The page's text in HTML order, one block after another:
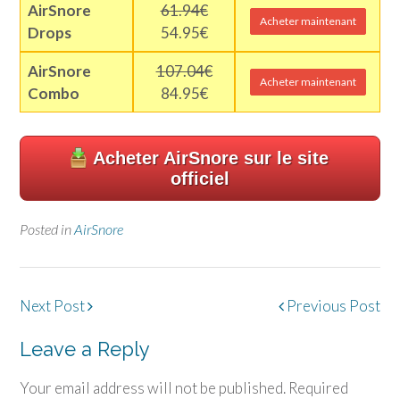
AirSnore
Drops
61.94€
54.95€
Acheter maintenant
AirSnore
Combo
107.04€
84.95€
Acheter maintenant
Acheter AirSnore sur le site
officiel
Posted inAirSnore
Post
Previous Post
Next Post
Leave a Reply
Your email address will not be published. Required